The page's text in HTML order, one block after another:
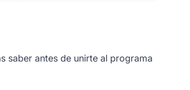
saber antes de unirte al programa